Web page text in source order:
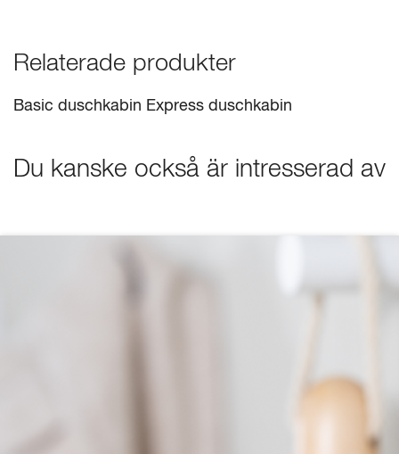
Relaterade produkter
Basic duschkabin Express duschkabin
Du kanske också är intresserad av